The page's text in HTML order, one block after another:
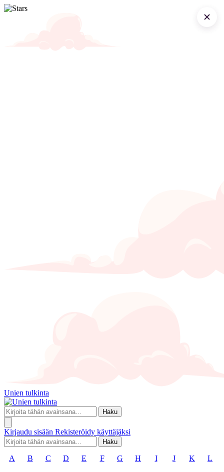
Unien tulkinta
Haku
Kirjaudu sisään Rekisteröidy käyttäjäksi
Haku
A B C D E F G H I J K L